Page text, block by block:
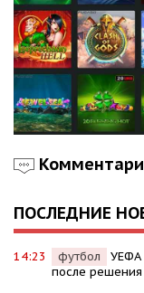
ПОСЛЕДНИЕ
14:23 футбол
УЕФА
после решения